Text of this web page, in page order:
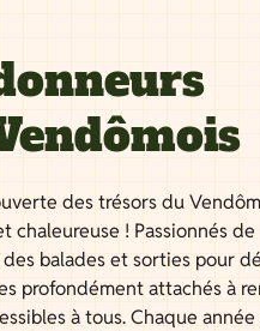
des trésors du
chaleureuse ! Passionnés de
balades et sorties pour
profondément attachés à
à tous. Chaque année